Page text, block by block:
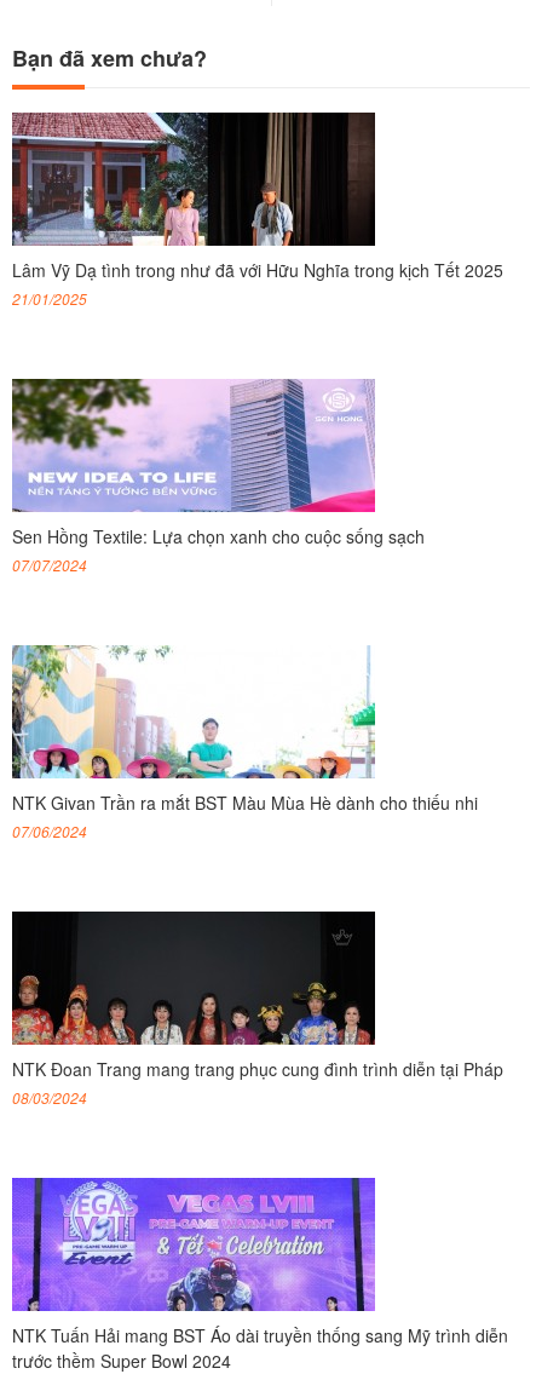
Bạn đã xem chưa?
Lâm Vỹ Dạ tình trong như đã với Hữu Nghĩa trong kịch Tết 2025
21/01/2025
Sen Hồng Textile: Lựa chọn xanh cho cuộc sống sạch
07/07/2024
NTK Givan Trần ra mắt BST Màu Mùa Hè dành cho thiếu nhi
07/06/2024
NTK Đoan Trang mang trang phục cung đình trình diễn tại Pháp
08/03/2024
NTK Tuấn Hải mang BST Áo dài truyền thống sang Mỹ trình diễn
trước thềm Super Bowl 2024